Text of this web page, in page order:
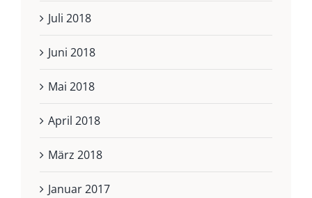
Juli 2018
Juni 2018
Mai 2018
April 2018
März 2018
Januar 2017